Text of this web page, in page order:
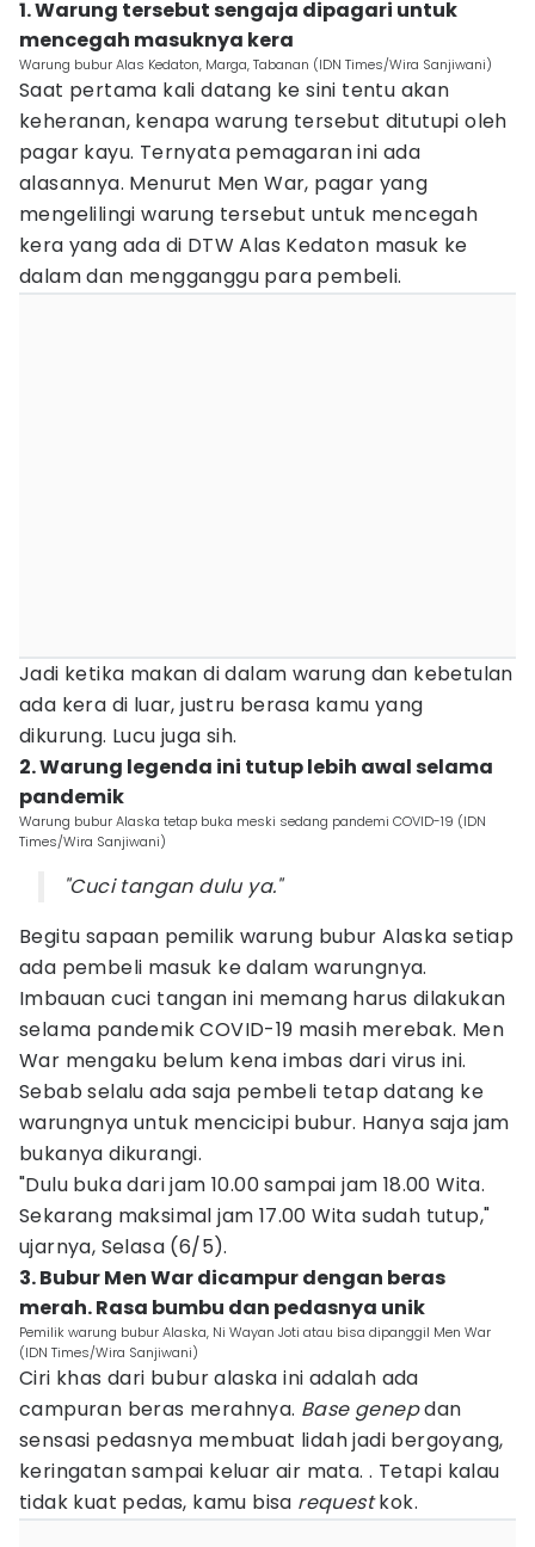
1. Warung tersebut sengaja dipagari untuk
mencegah masuknya kera
Warung bubur Alas Kedaton, Marga, Tabanan (IDN Times/Wira Sanjiwani)
Saat pertama kali datang ke sini tentu akan
keheranan, kenapa warung tersebut ditutupi oleh
pagar kayu. Ternyata pemagaran ini ada
alasannya. Menurut Men War, pagar yang
mengelilingi warung tersebut untuk mencegah
kera yang ada di DTW Alas Kedaton masuk ke
dalam dan mengganggu para pembeli.
Jadi ketika makan di dalam warung dan kebetulan
ada kera di luar, justru berasa kamu yang
dikurung. Lucu juga sih.
2. Warung legenda ini tutup lebih awal selama
pandemik
Warung bubur Alaska tetap buka meski sedang pandemi COVID-19 (IDN
Times/Wira Sanjiwani)
"Cuci tangan dulu ya."
Begitu sapaan pemilik warung bubur Alaska setiap
ada pembeli masuk ke dalam warungnya.
Imbauan cuci tangan ini memang harus dilakukan
selama pandemik COVID-19 masih merebak. Men
War mengaku belum kena imbas dari virus ini.
Sebab selalu ada saja pembeli tetap datang ke
warungnya untuk mencicipi bubur. Hanya saja jam
bukanya dikurangi.
"Dulu buka dari jam 10.00 sampai jam 18.00 Wita.
Sekarang maksimal jam 17.00 Wita sudah tutup,"
ujarnya, Selasa (6/5).
3. Bubur Men War dicampur dengan beras
merah. Rasa bumbu dan pedasnya unik
Pemilik warung bubur Alaska, Ni Wayan Joti atau bisa dipanggil Men War
(IDN Times/Wira Sanjiwani)
Ciri khas dari bubur alaska ini adalah ada
campuran beras merahnya. Base genepdan
sensasi pedasnya membuat lidah jadi bergoyang,
keringatan sampai keluar air mata. . Tetapi kalau
tidak kuat pedas, kamu bisa requestkok.